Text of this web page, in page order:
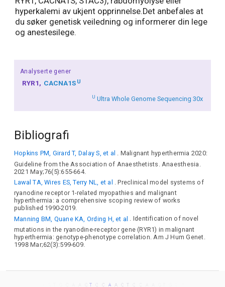
hyperkalemi av ukjent opprinnelse.Det anbefales at
du søker genetisk veiledning og informerer din lege
og anestesilege.
Analyserte gener
RYR1 CACNA1SU
U Ultra Whole Genome Sequencing 30x
Bibliografi
Hopkins PM, Girard T, Dalay S, et al . Malignant hyperthermia 2020:
Guideline from the Association of Anaesthetists. Anaesthesia.
2021 May;76(5):655-664.
Lawal TA, Wires ES, Terry NL, et al
. Preclinical model systems of
ryanodine receptor 1-related myopathies and malignant
hyperthermia: a comprehensive scoping review of works
published 1990-2019.
Manning BM, Quane KA, Ording H, et al . Identification of novel
mutations in the ryanodine-receptor gene (RYR1) in malignant
hyperthermia: genotype-phenotype correlation. Am J Hum Genet.
1998 Mar;62(3):599-609.